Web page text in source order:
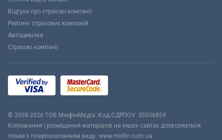
Відгуки про страхові компанії
Рейтинг страхових компаній
Автоцивілка
Страхові компанії
© 2008-2026 ТОВ МiнфiнМедiа. Код ЄДРПОУ: 35506859
Копіювання і розміщення матеріалів на інших сайтах дозволяється
тільки з гіперпосиланням виду: www.minfin.com.ua